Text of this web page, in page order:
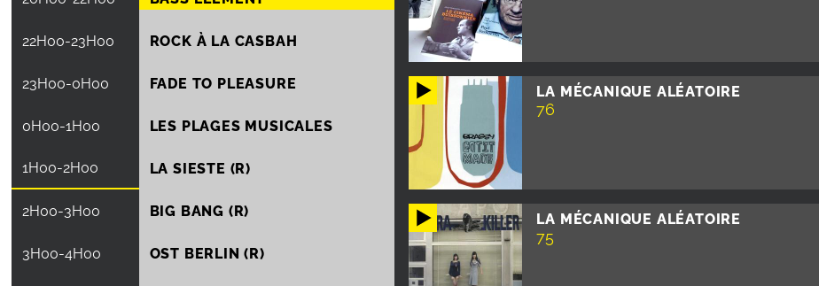
22H00-23H00 ROCK À LA CASBAH
23H00-0H00 FADE TO PLEASURE
0H00-1H00 LES PLAGES MUSICALES
1H00-2H00 LA SIESTE (R)
2H00-3H00 BIG BANG (R)
3H00-4H00 OST BERLIN (R)
LA MÉCANIQUE ALÉATOIRE
76
LA MÉCANIQUE ALÉATOIRE
75